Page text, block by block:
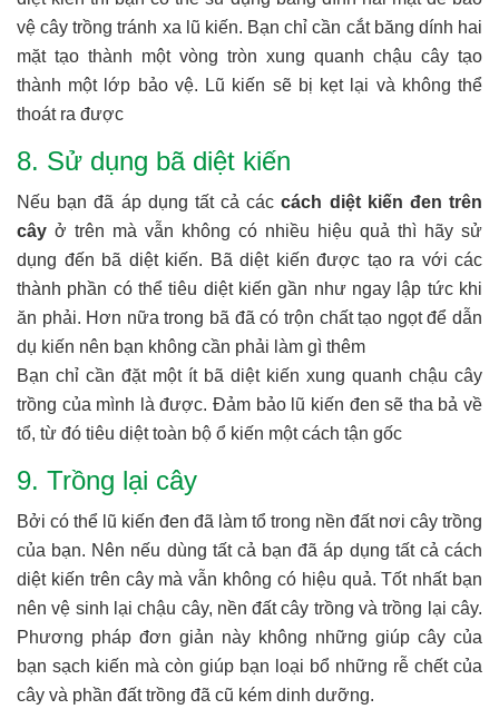
vệ cây trồng tránh xa lũ kiến. Bạn chỉ cần cắt băng dính hai
mặt tạo thành một vòng tròn xung quanh chậu cây tạo
thành một lớp bảo vệ. Lũ kiến sẽ bị kẹt lại và không thể
thoát ra được
8. Sử dụng bã diệt kiến
Nếu bạn đã áp dụng tất cả cáccách diệt kiến đen trên
cây ở trên mà vẫn không có nhiều hiệu quả thì hãy sử
dụng đến bã diệt kiến. Bã diệt kiến được tạo ra với các
thành phần có thể tiêu diệt kiến gần như ngay lập tức khi
ăn phải. Hơn nữa trong bã đã có trộn chất tạo ngọt để dẫn
dụ kiến nên bạn không cần phải làm gì thêm
Bạn chỉ cần đặt một ít bã diệt kiến xung quanh chậu cây
trồng của mình là được. Đảm bảo lũ kiến đen sẽ tha bả về
tổ, từ đó tiêu diệt toàn bộ ổ kiến một cách tận gốc
9. Trồng lại cây
Bởi có thể lũ kiến đen đã làm tổ trong nền đất nơi cây trồng
của bạn. Nên nếu dùng tất cả bạn đã áp dụng tất cả cách
diệt kiến trên cây mà vẫn không có hiệu quả. Tốt nhất bạn
nên vệ sinh lại chậu cây, nền đất cây trồng và trồng lại cây.
Phương pháp đơn giản này không những giúp cây của
bạn sạch kiến mà còn giúp bạn loại bổ những rễ chết của
cây và phần đất trồng đã cũ kém dinh dưỡng.